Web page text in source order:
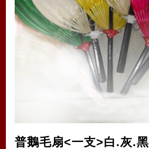
普鵝毛扇<一支>白.灰.黑